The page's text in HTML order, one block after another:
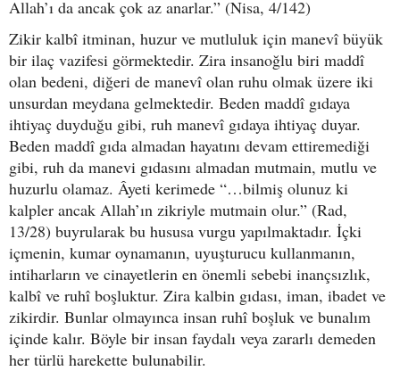
Allah’ı da ancak çok az anarlar.” (Nisa, 4/142)
Zikir kalbî itminan, huzur ve mutluluk için manevî büyük
bir ilaç vazifesi görmektedir. Zira insanoğlu biri maddî
olan bedeni, diğeri de manevî olan ruhu olmak üzere iki
unsurdan meydana gelmektedir. Beden maddî gıdaya
ihtiyaç duyduğu gibi, ruh manevî gıdaya ihtiyaç duyar.
Beden maddî gıda almadan hayatını devam ettiremediği
gibi, ruh da manevi gıdasını almadan mutmain, mutlu ve
huzurlu olamaz. Âyeti kerimede “…bilmiş olunuz ki
kalpler ancak Allah’ın zikriyle mutmain olur.” (Rad,
13/28) buyrularak bu hususa vurgu yapılmaktadır. İçki
içmenin, kumar oynamanın, uyuşturucu kullanmanın,
intiharların ve cinayetlerin en önemli sebebi inançsızlık,
kalbî ve ruhî boşluktur. Zira kalbin gıdası, iman, ibadet ve
zikirdir. Bunlar olmayınca insan ruhî boşluk ve bunalım
içinde kalır. Böyle bir insan faydalı veya zararlı demeden
her türlü harekette bulunabilir.